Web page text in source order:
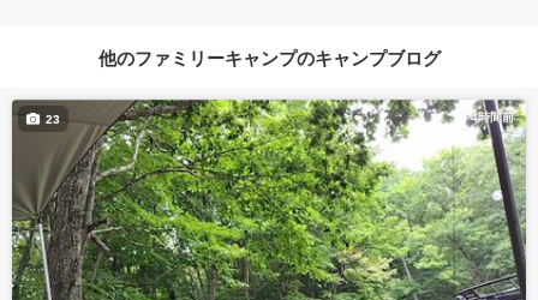
他のファミリーキャンプのキャンプブログ
4時間前
23